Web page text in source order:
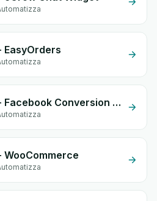
EasyOrders
Digylog + Facebook Conversion API (CAPI)
WooCommerce